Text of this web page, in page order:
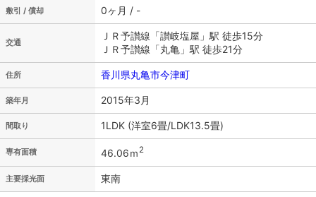
敷引 / 償却 0ヶ月 / -
交通
ＪＲ予讃線「讃岐塩屋」駅 徒歩15分
ＪＲ予讃線「丸亀」駅 徒歩21分
住所 香川県丸亀市今津町
築年月 2015年3月
間取り 1LDK (洋室6畳/LDK13.5畳)
専有面積 46.06ｍ 2
主要採光面 東南